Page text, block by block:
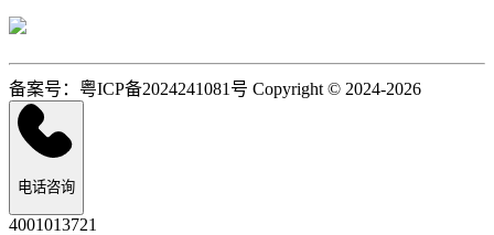
备案号：粤ICP备2024241081号 Copyright © 2024-2026
电话咨询
4001013721